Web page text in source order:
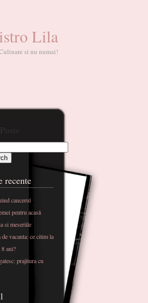
Lila
si nu numai!
recente
cancerul
pentru acasă
si meseriile
de vacanta: ce citim la
8 ani?
prajitura cu